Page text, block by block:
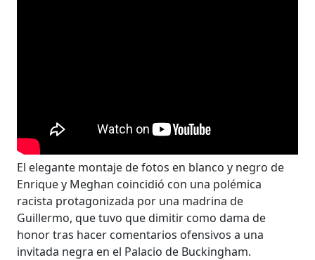
El elegante montaje de fotos en blanco y negro de
Enrique y Meghan coincidió con una polémica
racista protagonizada por una madrina de
Guillermo, que tuvo que dimitir como dama de
honor tras hacer comentarios ofensivos a una
invitada negra en el Palacio de Buckingham.